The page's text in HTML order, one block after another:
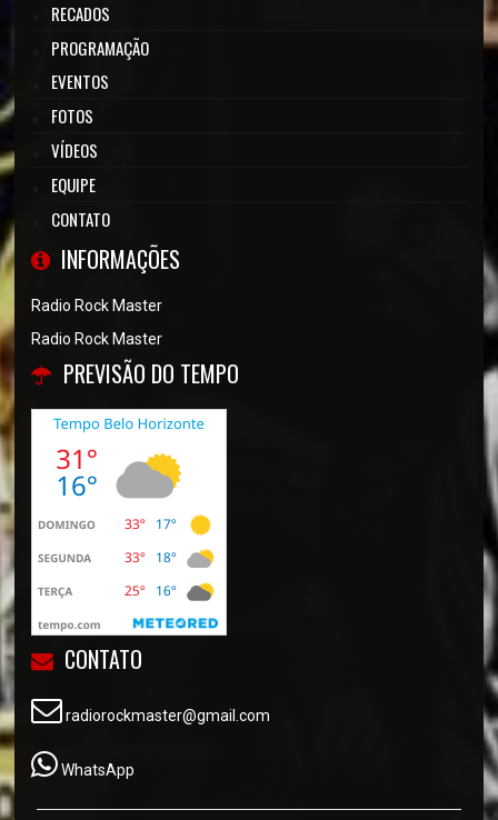
RECADOS
PROGRAMAÇÃO
EVENTOS
FOTOS
VÍDEOS
EQUIPE
CONTATO
INFORMAÇÕES
Radio Rock Master
Radio Rock Master
PREVISÃO DO TEMPO
CONTATO
radiorockmaster@gmail.com
WhatsApp